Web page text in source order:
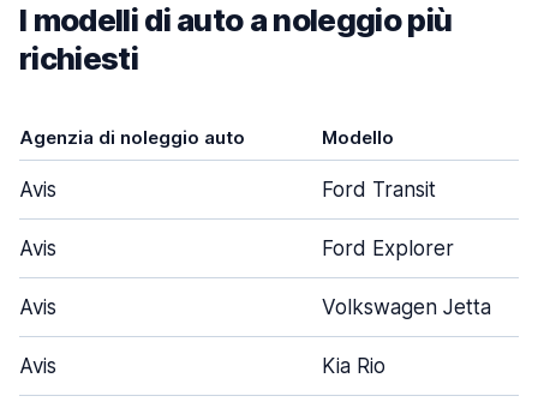
I modelli di auto a noleggio più
richiesti
Agenzia di noleggio auto Modello
Avis Ford Transit
Avis Ford Explorer
Avis Volkswagen Jetta
Avis Kia Rio